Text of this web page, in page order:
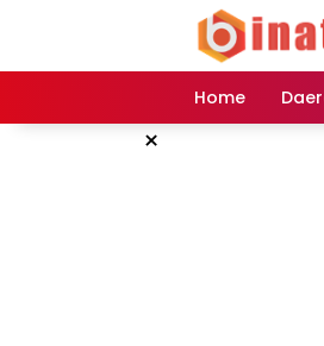
Home
×